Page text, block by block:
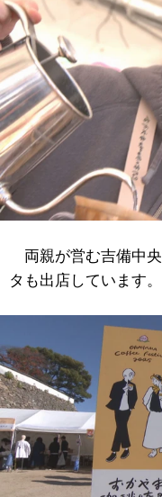
両親が営む吉備中
タも出店しています。